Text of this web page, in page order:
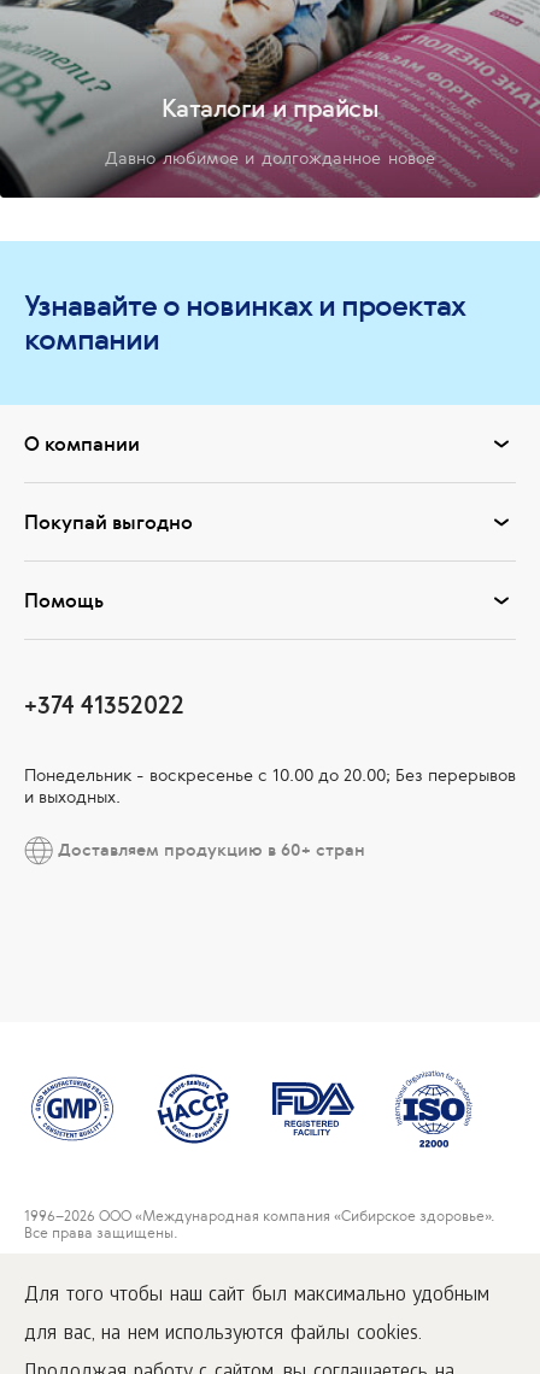
Для того чтобы наш сайт был максимально удобным
для вас, на нем используются файлы cookies.
Каталоги и прайсы
Давно любимое и долгожданное новое
Узнавайте о новинках и проектах
компании
О компании
Покупай выгодно
Помощь
+374 41352022
Понедельник - воскресенье с 10.00 до 20.00; Без перерывов
и выходных.
Доставляем продукцию в 60+ стран
1996–2026 ООО «Международная компания «Сибирское здоровье».
Все права защищены.
www.siberianwellness.com.
Пользовательское соглашение
Политика конфиденциальности